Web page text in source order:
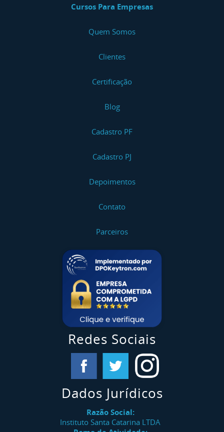
Cursos Para Empresas
Quem Somos
Clientes
Certificação
Blog
Cadastro PF
Cadastro PJ
Depoimentos
Contato
Parceiros
Redes Sociais
Dados Jurídicos
Razão Social:
Instituto Santa Catarina LTDA